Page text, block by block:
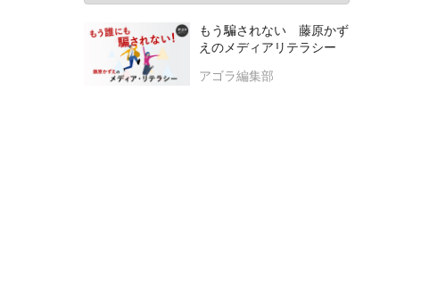
もう騙されない 藤原かず
えのメディアリテラシー
アゴラ編集部